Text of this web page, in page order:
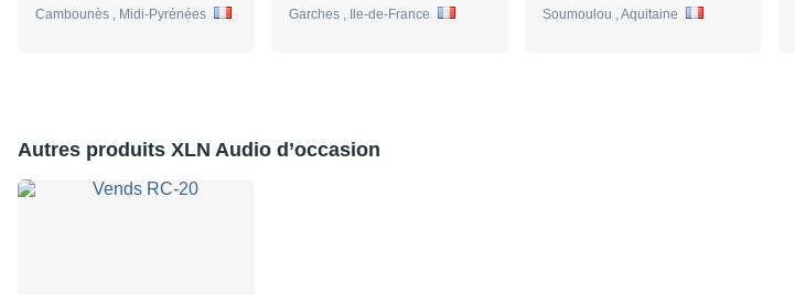
Cambounès , Midi-Pyrénées Garches , Ile-de-France Soumoulou , Aquitaine
Autres produits XLN Audio d’occasion